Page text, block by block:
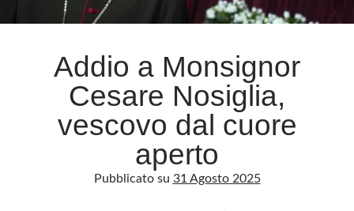
Archivio
Archivi
Categorie
Addio a Monsignor
Cesare Nosiglia,
vescovo dal cuore
aperto
Pubblicato su 31 Agosto 2025